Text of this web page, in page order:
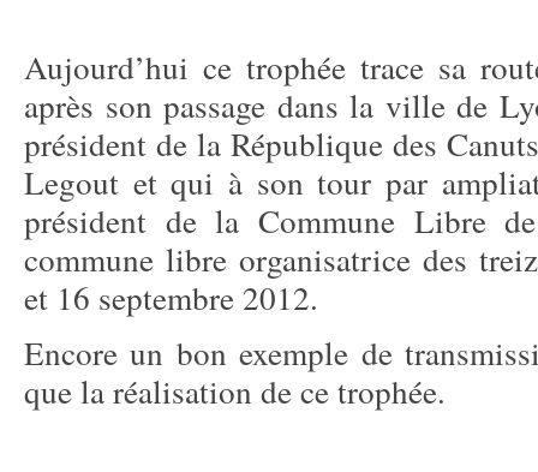
Aujourd’hui ce trophée trace sa
après son passage dans la ville de
président de la République des
Legout et qui à son tour par
président de la Commune Libre
commune libre organisatrice des
et 16 septembre 2012.
Encore un bon exemple de
que la réalisation de ce trophée.